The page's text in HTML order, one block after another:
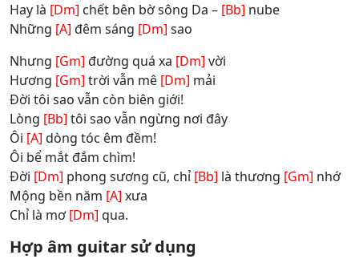
Hay là [Dm] chết bên bờ sông Da – [Bb] nube
Những [A] đêm sáng [Dm] sao
Nhưng [Gm] đường quá xa [Dm] vời
Hương [Gm] trời vẫn mê [Dm] mải
Đời tôi sao vẫn còn biên giới!
Lòng [Bb] tôi sao vẫn ngừng nơi đây
Ôi [A] dòng tóc êm đềm!
Ôi bể mắt đắm chìm!
Đời [Dm] phong sương cũ, chỉ [Bb] là thương [Gm] nhớ
Mộng bền năm [A] xưa
Chỉ là mơ[Dm] qua.
Hợp âm guitar sử dụng